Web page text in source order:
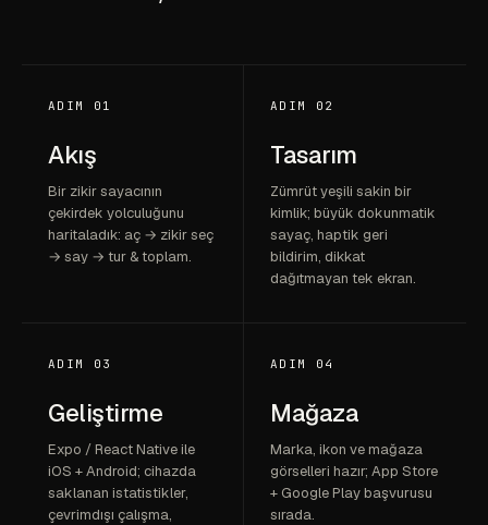
ADIM 01
Akış
Bir zikir sayacının
çekirdek yolculuğunu
haritaladık: aç → zikir seç
→ say → tur & toplam.
ADIM 02
Tasarım
Zümrüt yeşili sakin bir
kimlik; büyük dokunmatik
sayaç, haptik geri
bildirim, dikkat
dağıtmayan tek ekran.
ADIM 03
Geliştirme
Expo / React Native ile
iOS + Android; cihazda
saklanan istatistikler,
çevrimdışı çalışma,
ADIM 04
Mağaza
Marka, ikon ve mağaza
görselleri hazır; App Store
+ Google Play başvurusu
sırada.